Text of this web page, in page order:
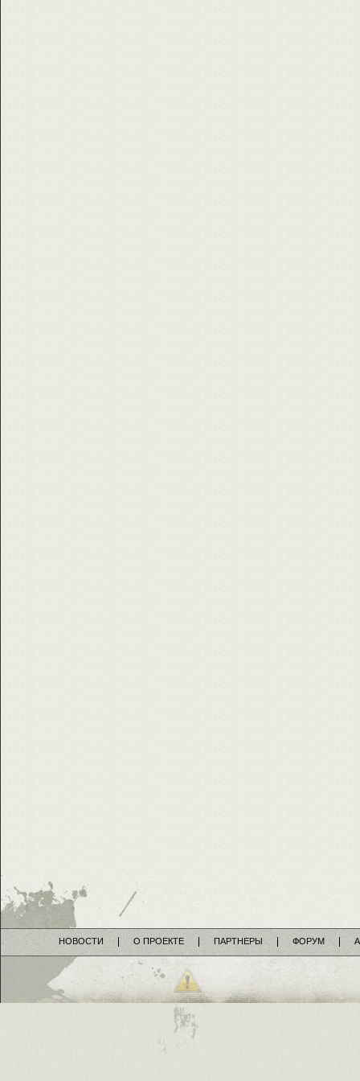
НОВОСТИ О ПРОЕКТЕ ПАРТНЕРЫ ФОРУМ